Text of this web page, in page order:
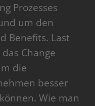
Prozesses
um den
Benefits. Last
Change
die
besser
Wie man